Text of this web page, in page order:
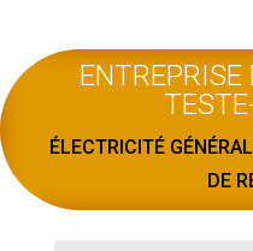
ÉLECTRICITÉ
DE